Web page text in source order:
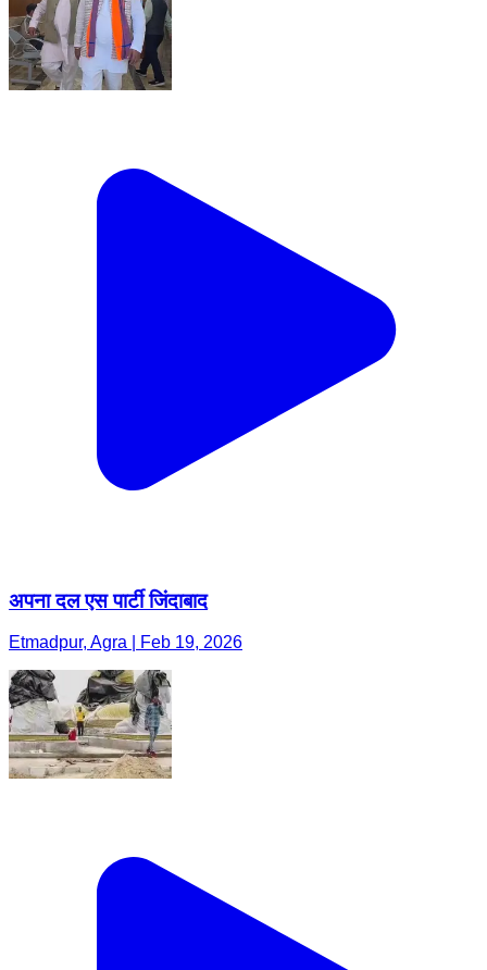
अपना दल एस पार्टी जिंदाबाद
Etmadpur, Agra | Feb 19, 2026